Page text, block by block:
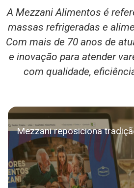
A Mezzani Alimentos é
massas refrigeradas e
Com mais de 70 anos de
e inovação para atender
com qualidade,
Mezzani reposiciona